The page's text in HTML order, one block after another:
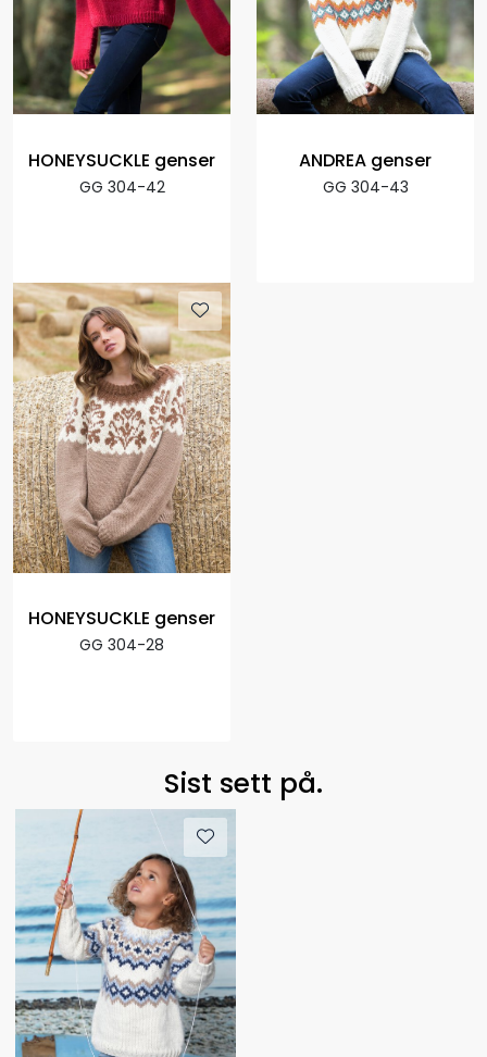
HONEYSUCKLE genser
GG 304-42
ANDREA genser
GG 304-43
HONEYSUCKLE genser
GG 304-28
Sist sett på.